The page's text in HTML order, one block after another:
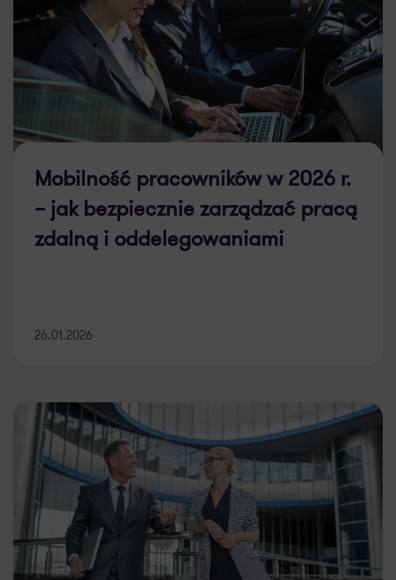
Mobilność pracowników w 2026 r.
– jak bezpiecznie zarządzać pracą
zdalną i oddelegowaniami
26.01.2026